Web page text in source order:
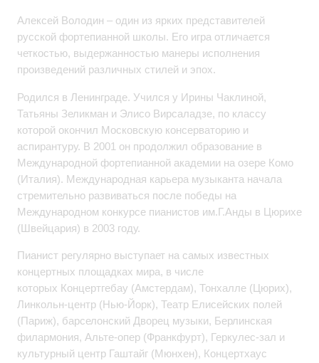
Алексей Володин – один из ярких представителей
русской фортепианной школы. Его игра отличается
четкостью, выдержанностью манеры исполнения
произведений различных стилей и эпох.
Родился в Ленинграде. Учился у Ирины Чаклиной,
Татьяны Зеликман и Элисо Вирсаладзе, по классу
которой окончил Московскую консерваторию и
аспирантуру. В 2001 он продолжил образование в
Международной фортепианной академии на озере Комо
(Италия). Международная карьера музыканта начала
стремительно развиваться после победы на
Международном конкурсе пианистов им.Г.Анды в Цюрихе
(Швейцария) в 2003 году.
Пианист регулярно выступает на самых известных
концертных площадках мира, в числе
которых Концертгебау (Амстердам), Тонхалле (Цюрих),
Линкольн-центр (Нью-Йорк), Театр Елисейских полей
(Париж), барселонский Дворец музыки, Берлинская
филармония, Альте-опер (Франкфурт), Геркулес-зал и
культурный центр Гаштайг (Мюнхен), Концертхаус